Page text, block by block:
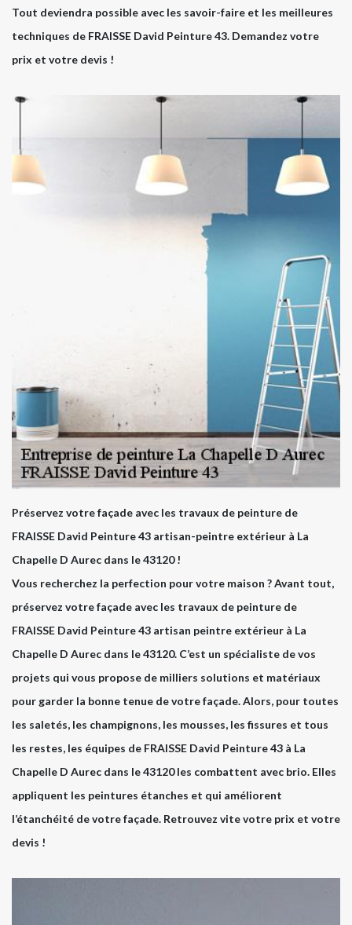
Tout deviendra possible avec les savoir-faire et les meilleures
techniques de FRAISSE David Peinture 43. Demandez votre
prix et votre devis !
Préservez votre façade avec les travaux de peinture de
FRAISSE David Peinture 43 artisan-peintre extérieur à La
Chapelle D Aurec dans le 43120 !
Vous recherchez la perfection pour votre maison ? Avant tout,
préservez votre façade avec les travaux de peinture de
FRAISSE David Peinture 43 artisan peintre extérieur à La
Chapelle D Aurec dans le 43120. C’est un spécialiste de vos
projets qui vous propose de milliers solutions et matériaux
pour garder la bonne tenue de votre façade. Alors, pour toutes
les saletés, les champignons, les mousses, les fissures et tous
les restes, les équipes de FRAISSE David Peinture 43 à La
Chapelle D Aurec dans le 43120 les combattent avec brio. Elles
appliquent les peintures étanches et qui améliorent
l’étanchéité de votre façade. Retrouvez vite votre prix et votre
devis !